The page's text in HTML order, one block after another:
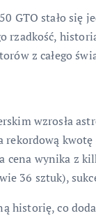
GTO stało się
rzadkość,
z całego
wzrosła
rekordową
cena wynika z
36 sztuk),
historię, co